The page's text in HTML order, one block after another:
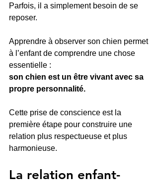
Parfois, il a simplement besoin de se
reposer.
Apprendre à observer son chien permet
à l’enfant de comprendre une chose
essentielle :
son chien est un être vivant avec sa
propre personnalité.
Cette prise de conscience est la
première étape pour construire une
relation plus respectueuse et plus
harmonieuse.
La relation enfant-